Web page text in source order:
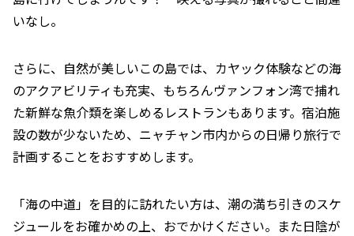
いなし。
さらに、自然が美しいこの島では、カヤック体験などの海
のアクアビリティも充実、もちろんヴァンフォン湾で捕れ
た新鮮な魚介類を楽しめるレストランもあります。宿泊施
設の数が少ないため、ニャチャン市内からの日帰り旅行で
計画することをおすすめします。
「海の中道」を目的に訪れたい方は、潮の満ち引きのスケ
ジュールをお確かめの上、おでかけください。また日陰が